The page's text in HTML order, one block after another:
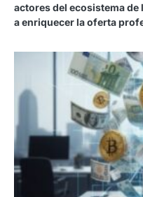
actores del ecosistema
a enriquecer la oferta